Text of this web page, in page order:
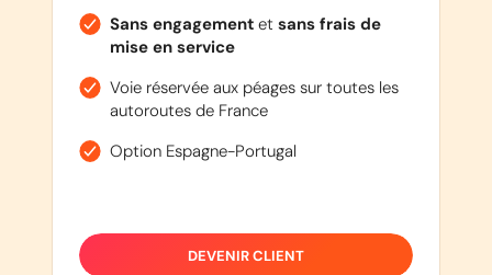
Sans engagementet sans frais de
mise en service
Voie réservée aux péages sur toutes les
autoroutes de France
Option Espagne-Portugal
DEVENIR CLIENT